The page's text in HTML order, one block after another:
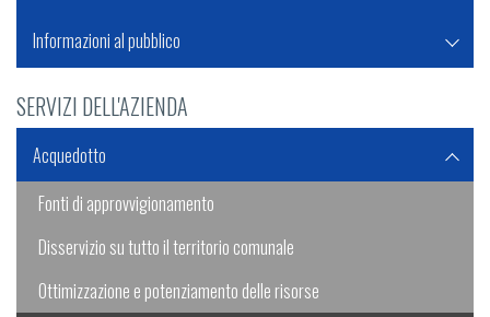
Informazioni al pubblico
SERVIZI DELL'AZIENDA
Acquedotto
Fonti di approvvigionamento
Disservizio su tutto il territorio comunale
Ottimizzazione e potenziamento delle risorse